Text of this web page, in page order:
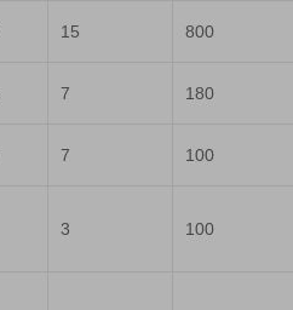
15 800
7 180
7 100
3 100